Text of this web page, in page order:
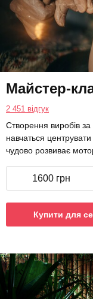
Майстер-
2 451 відгук
Створення виробів
навчаться
чудово розвиває
1600 грн
Купити для